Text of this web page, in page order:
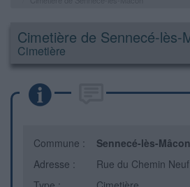
Cimetière de Sennecé-lès-
Cimetière
Commune : Sennecé-lès-Mâcon
Adresse :
Rue du Chemin Neuf